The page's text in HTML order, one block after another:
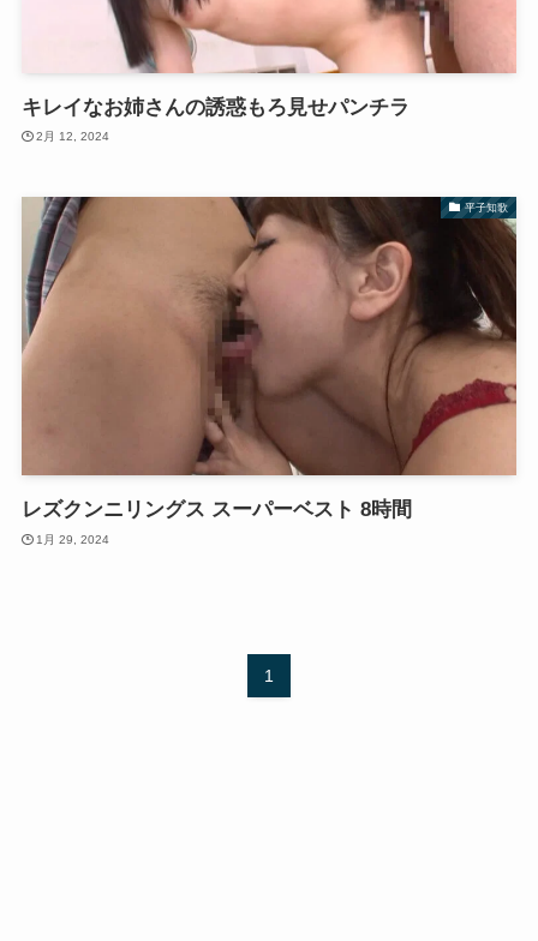
キレイなお姉さんの誘惑もろ見せパンチラ
2月 12, 2024
平子知歌
レズクンニリングス スーパーベスト 8時間
1月 29, 2024
1